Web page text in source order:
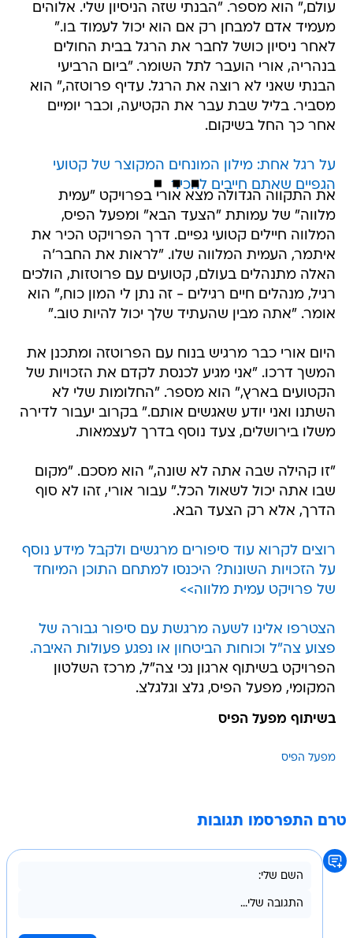
עולם," הוא מספר. "הבנתי שזה הניסיון שלי. אלוהים
מעמיד אדם למבחן רק אם הוא יכול לעמוד בו."
לאחר ניסיון כושל לחבר את הרגל בבית החולים
בנהריה, אורי הועבר לתל השומר. "ביום הרביעי
הבנתי שאני לא רוצה את הרגל. עדיף פרוטזה," הוא
מסביר. בליל שבת עבר את הקטיעה, וכבר יומיים
אחר כך החל בשיקום.
על רגל אחת: מילון המונחים המקוצר של קטועי
הגפיים שאתם חייבים להכיר
את התקווה הגדולה מצא אורי בפרויקט "עמית
מלווה" של עמותת "הצעד הבא" ומפעל הפיס,
המלווה חיילים קטועי גפיים. דרך הפרויקט הכיר את
איתמר, העמית המלווה שלו. "לראות את החבר'ה
האלה מתנהלים בעולם, קטועים עם פרוטזות, הולכים
רגיל, מנהלים חיים רגילים - זה נתן לי המון כוח," הוא
אומר. "אתה מבין שהעתיד שלך יכול להיות טוב."
היום אורי כבר מרגיש בנוח עם הפרוטזה ומתכנן את
המשך דרכו. "אני מגיע לכנסת לקדם את הזכויות של
הקטועים בארץ," הוא מספר. "החלומות שלי לא
השתנו ואני יודע שאגשים אותם." בקרוב יעבור לדירה
משלו בירושלים, צעד נוסף בדרך לעצמאות.
"זו קהילה שבה אתה לא שונה," הוא מסכם. "מקום
שבו אתה יכול לשאול הכל." עבור אורי, זהו לא סוף
הדרך, אלא רק הצעד הבא.
רוצים לקרוא עוד סיפורים מרגשים ולקבל מידע נוסף
על הזכויות השונות? היכנסו למתחם התוכן המיוחד
של פרויקט עמית מלווה>>
הצטרפו אלינו לשעה מרגשת עם סיפור גבורה של
פצוע צה"ל וכוחות הביטחון או נפגע פעולות האיבה.
הפרויקט בשיתוף ארגון נכי צה"ל, מרכז השלטון
המקומי, מפעל הפיס, גלצ וגלגלצ.
בשיתוף מפעל הפיס
מפעל הפיס
טרם התפרסמו תגובות